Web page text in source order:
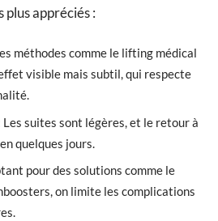
plus appréciés :
méthodes comme le lifting médical
visible mais subtil, qui respecte
Les suites sont légères, et le retour à
quelques jours.
pour des solutions comme le
on limite les complications